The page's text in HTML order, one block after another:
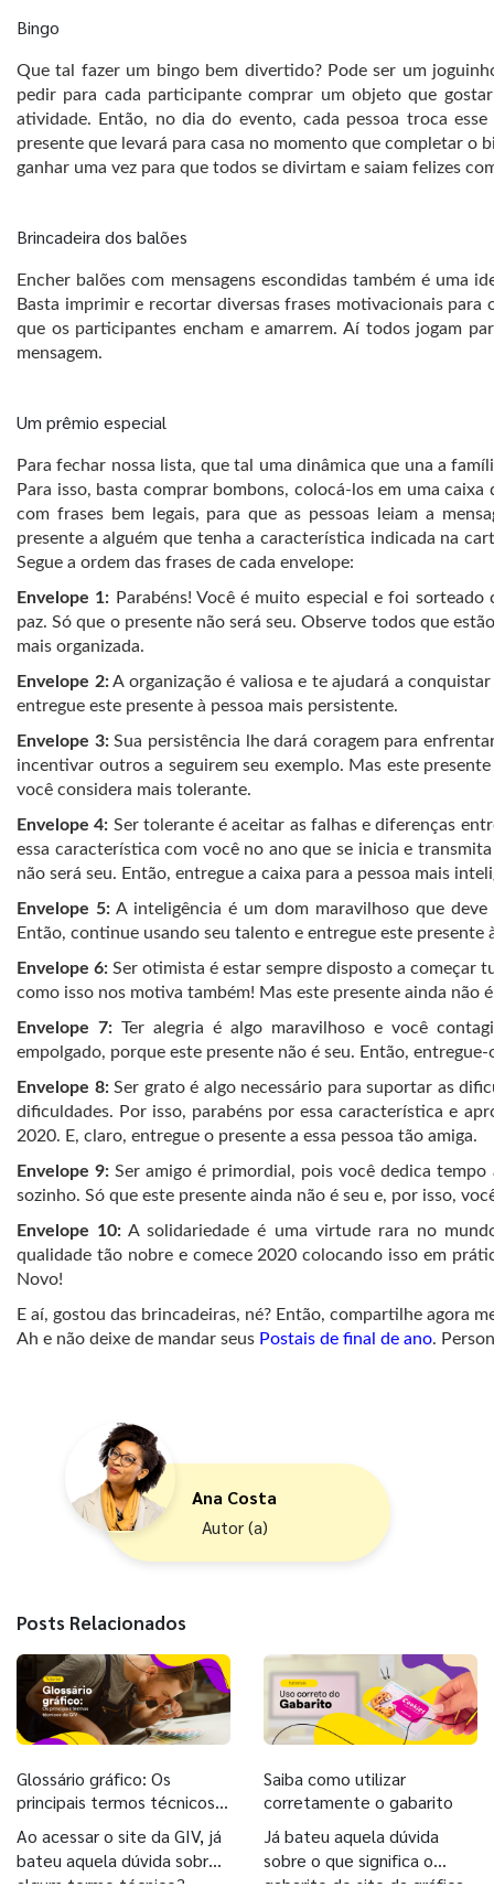
Bingo
Que tal fazer um bingo bem divertido? Pode ser um
pedir para cada participante comprar um objeto que
atividade. Então, no dia do evento, cada pessoa troca
presente que levará para casa no momento que completar o
ganhar uma vez para que todos se divirtam e saiam felizes
Brincadeira dos balões
Encher balões com mensagens escondidas também é uma
Basta imprimir e recortar diversas frases motivacionais
que os participantes encham e amarrem. Aí todos jogam
mensagem.
Um prêmio especial
Para fechar nossa lista, que tal uma dinâmica que una a
Para isso, basta comprar bombons, colocá-los em uma
com frases bem legais, para que as pessoas leiam a
presente a alguém que tenha a característica indicada na
Segue a ordem das frases de cada envelope:
Envelope 1: Parabéns! Você é muito especial e foi
paz. Só que o presente não será seu. Observe todos que
mais organizada.
Envelope 2:A organização é valiosa e te ajudará a
entregue este presente à pessoa mais persistente.
Envelope 3:Sua persistência lhe dará coragem para
incentivar outros a seguirem seu exemplo. Mas este
você considera mais tolerante.
Envelope 4: Ser tolerante é aceitar as falhas e diferenças
essa característica com você no ano que se inicia e
não será seu. Então, entregue a caixa para a pessoa mais
Envelope 5: A inteligência é um dom maravilhoso que
Então, continue usando seu talento e entregue este presente
Envelope 6: Ser otimista é estar sempre disposto a começar
como isso nos motiva também! Mas este presente ainda não
Envelope 7:Ter alegria é algo maravilhoso e você
empolgado, porque este presente não é seu. Então,
Envelope 8:Ser grato é algo necessário para suportar as
dificuldades. Por isso, parabéns por essa característica e
2020. E, claro, entregue o presente a essa pessoa tão amiga.
Envelope 9: Ser amigo é primordial, pois você dedica
sozinho. Só que este presente ainda não é seu e, por isso,
Envelope 10: A solidariedade é uma virtude rara no
qualidade tão nobre e comece 2020 colocando isso em
Novo!
E aí, gostou das brincadeiras, né? Então, compartilhe agora
Ah e não deixe de mandar seus Postais de final de ano.
Ana Costa
Autor (a)
Posts Relacionados
Glossário gráfico: Os
principais termos técnicos
da GIV
Ao acessar o site da GIV, já
bateu aquela dúvida sobre
algum termo técnico?
Saiba como utilizar
corretamente o gabarito
Já bateu aquela dúvida
sobre o que significa o
gabarito do site da gráfica